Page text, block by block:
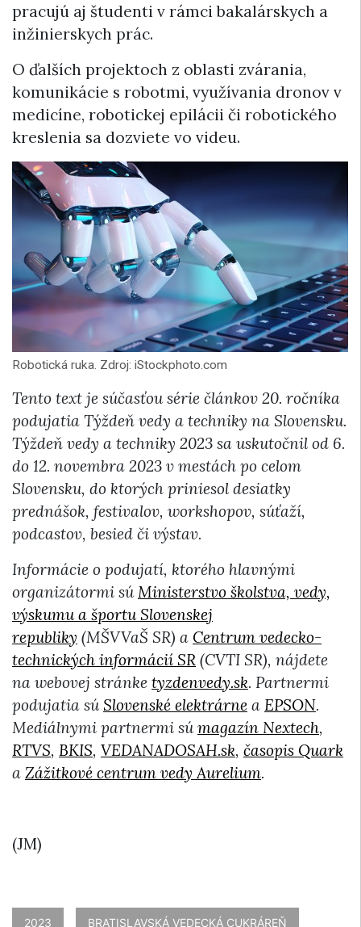
pracujú aj študenti v rámci bakalárskych a
inžinierskych prác.
O ďalších projektoch z oblasti zvárania,
komunikácie s robotmi, využívania dronov v
medicíne, robotickej epilácii či robotického
kreslenia sa dozviete vo videu.
Robotická ruka. Zdroj: iStockphoto.com
Tento text je súčasťou série článkov 20. ročníka
podujatia Týždeň vedy a techniky na Slovensku.
Týždeň vedy a techniky 2023 sa uskutočnil od 6.
do 12. novembra 2023 v mestách po celom
Slovensku, do ktorých priniesol desiatky
prednášok, festivalov, workshopov, súťaží,
podcastov, besied či výstav.
Informácie o podujatí, ktorého hlavnými
organizátormi súMinisterstvo školstva, vedy,
výskumu a športu Slovenskej
republiky (MŠVVaŠ SR) a Centrum vedecko-
technických informácií SR (CVTI SR), nájdete
na webovej stránke tyzdenvedy.sk. Partnermi
podujatia sú Slovenské elektrárne a EPSON.
Mediálnymi partnermi súmagazín Nextech,
RTVS, BKIS, VEDANADOSAH.sk, časopis Quark
a Zážitkové centrum vedy Aurelium.
(JM)
2023 BRATISLAVSKÁ VEDECKÁ CUKRÁREŇ